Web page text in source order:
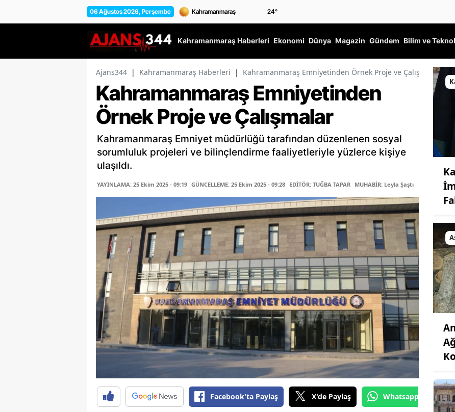
06 Ağustos 2026, Perşembe 24°
Kahramanmaraş Haberleri Ekonomi Dünya Magazin Gündem Bilim ve
Ajans344 | Kahramanmaraş Haberleri | Kahramanmaraş Emniyetinden Örnek Proje ve Çalışmalar
Kahramanmaraş Emniyetinden
Örnek Proje ve Çalışmalar
Kahramanmaraş Emniyet müdürlüğü tarafından düzenlenen sosyal
sorumluluk projeleri ve bilinçlendirme faaliyetleriyle yüzlerce kişiye
ulaşıldı.
YAYINLAMA: 25 Ekim 2025 - 09:19 GÜNCELLEME: 25 Ekim 2025 - 09:28 EDİTÖR: TUĞBA TAPAR MUHABİR: Leyla Şaştı
Facebook'ta Paylaş X'de Paylaş Whatsapp'tan